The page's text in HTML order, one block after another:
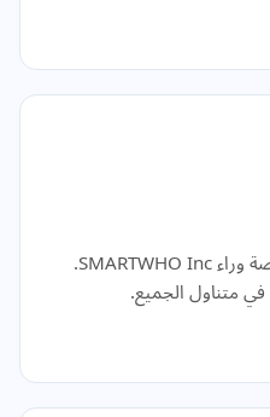
تعرف على مهمتنا وفريقنا والقصة وراء SMARTWHO Inc.
متناول الجميع.